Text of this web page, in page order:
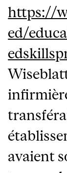
https://
ed/
avaient